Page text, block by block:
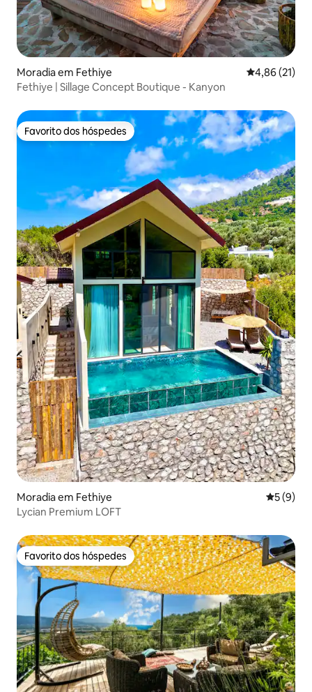
Moradia em Fethiye Classificação
4,86 (21)
Fethiye | Sillage Concept Boutique - Kanyon
Favorito dos hóspedes
Favorito dos hóspedes
Moradia em Fethiye
5 (9)
Lycian Premium LOFT
Favorito dos hóspedes
Favorito dos hóspedes